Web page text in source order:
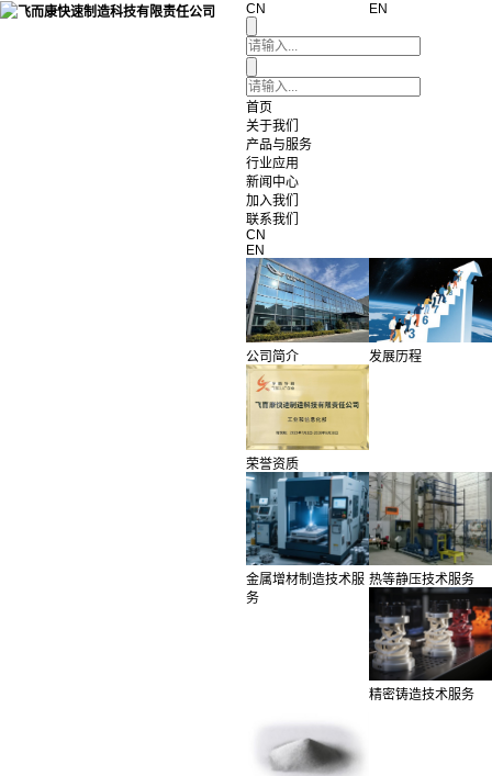
CN EN
首页
关于我们
产品与服务
行业应用
新闻中心
加入我们
联系我们
CN
EN
公司简介 发展历程
荣誉资质
金属增材制造技术服
务
热等静压技术服务
精密铸造技术服务